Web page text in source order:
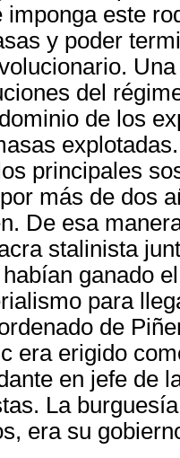
imponga este
y poder
del
de los
principales
más de dos
De esa
stalinista
ganado
para
de
era erigido
en jefe de
La
era su